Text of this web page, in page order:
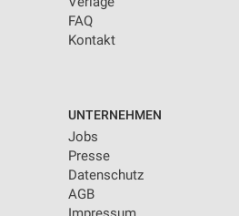
FAQ
Kontakt
UNTERNEHMEN
Jobs
Presse
Datenschutz
AGB